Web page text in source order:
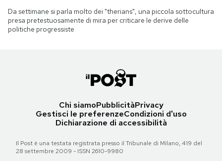
Da settimane si parla molto dei "therians", una piccola sottocultura
presa pretestuosamente di mira per criticare le derive delle
politiche progressiste
Chi siamoPubblicitàPrivacy
Gestisci le preferenzeCondizioni d'uso
Dichiarazione di accessibilità
Il Post è una testata registrata presso il Tribunale di Milano, 419 del
28 settembre 2009 - ISSN 2610-9980